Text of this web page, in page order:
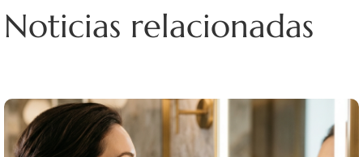
Noticias relacionadas